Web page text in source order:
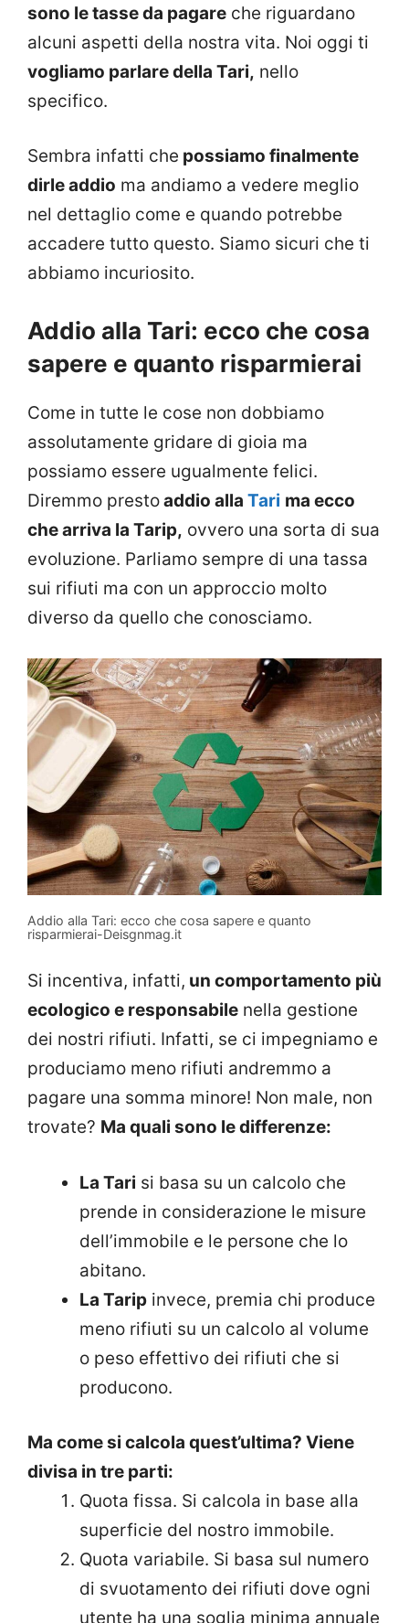
sono le tasse da pagare che riguardano
alcuni aspetti della nostra vita. Noi oggi ti
vogliamo parlare della Tari, nello
specifico.
Sembra infatti che possiamo finalmente
dirle addio ma andiamo a vedere meglio
nel dettaglio come e quando potrebbe
accadere tutto questo. Siamo sicuri che ti
abbiamo incuriosito.
Addio alla Tari: ecco che cosa
sapere e quanto risparmierai
Come in tutte le cose non dobbiamo
assolutamente gridare di gioia ma
possiamo essere ugualmente felici.
Diremmo prestoaddio alla Tari ma ecco
che arriva la Tarip, ovvero una sorta di sua
evoluzione. Parliamo sempre di una tassa
sui rifiuti ma con un approccio molto
diverso da quello che conosciamo.
Addio alla Tari: ecco che cosa sapere e quanto
risparmierai-Deisgnmag.it
Si incentiva, infatti, un comportamento più
ecologico e responsabile nella gestione
dei nostri rifiuti. Infatti, se ci impegniamo e
produciamo meno rifiuti andremmo a
pagare una somma minore! Non male, non
trovate? Ma quali sono le differenze:
La Tari si basa su un calcolo che
prende in considerazione le misure
dell’immobile e le persone che lo
abitano.
La Tarip invece, premia chi produce
meno rifiuti su un calcolo al volume
o peso effettivo dei rifiuti che si
producono.
Ma come si calcola quest’ultima? Viene
divisa in tre parti:
Quota fissa. Si calcola in base alla
superficie del nostro immobile.
Quota variabile. Si basa sul numero
di svuotamento dei rifiuti dove ogni
utente ha una soglia minima annuale